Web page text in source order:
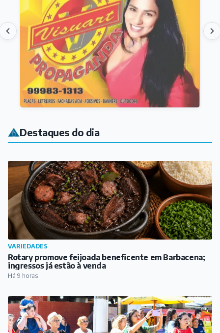
Destaques do dia
VARIEDADES
Rotary promove feijoada beneficente em Barbacena;
ingressos já estão à venda
Há 9 horas